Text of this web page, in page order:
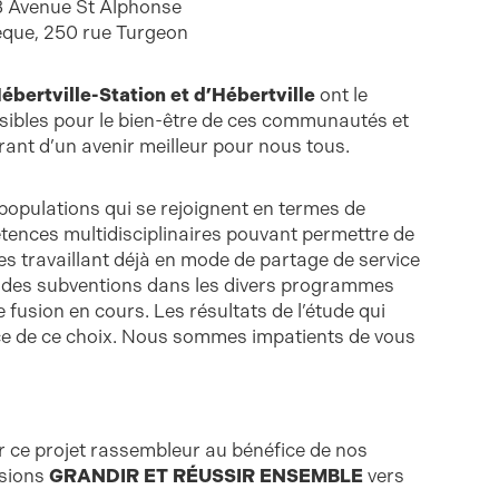
St Alphonse
250 rue Turgeon
Station et d’Hébertville ont le
pour le bien-être de ces communautés et
d’un avenir meilleur pour nous tous.
qui se rejoignent en termes de
multidisciplinaires pouvant permettre de
travaillant déjà en mode de partage de service
subventions dans les divers programmes
en cours. Les résultats de l’étude qui
ce choix. Nous sommes impatients de vous
projet rassembleur au bénéfice de nos
GRANDIR ET RÉUSSIR ENSEMBLE vers